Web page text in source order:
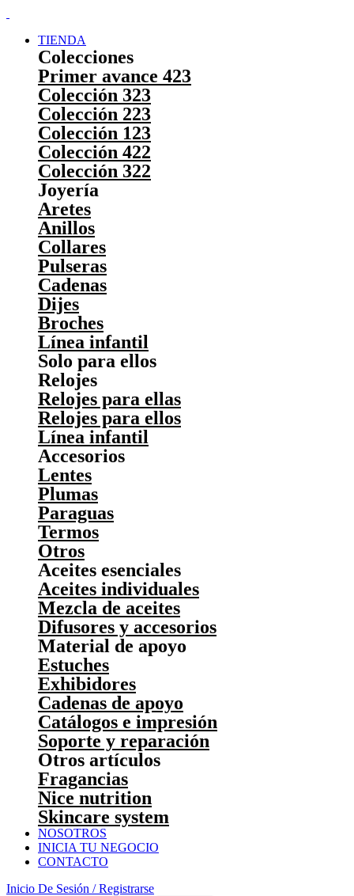
TIENDA
Colecciones
Primer avance 423
Colección 323
Colección 223
Colección 123
Colección 422
Colección 322
Joyería
Aretes
Anillos
Collares
Pulseras
Cadenas
Dijes
Broches
Línea infantil
Solo para ellos
Relojes
Relojes para ellas
Relojes para ellos
Línea infantil
Accesorios
Lentes
Plumas
Paraguas
Termos
Otros
Aceites esenciales
Aceites individuales
Mezcla de aceites
Difusores y accesorios
Material de apoyo
Estuches
Exhibidores
Cadenas de apoyo
Catálogos e impresión
Soporte y reparación
Otros artículos
Fragancias
Nice nutrition
Skincare system
NOSOTROS
INICIA TU NEGOCIO
CONTACTO
Inicio De Sesión / Registrarse